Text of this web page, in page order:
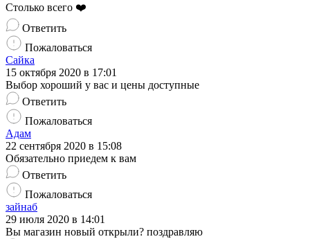
Столько всего ❤️
Ответить
Пожаловаться
Сайка
15 октября 2020 в 17:01
Выбор хороший у вас и цены доступные
Ответить
Пожаловаться
Адам
22 сентября 2020 в 15:08
Обязательно приедем к вам
Ответить
Пожаловаться
зайнаб
29 июля 2020 в 14:01
Вы магазин новый открыли? поздравляю